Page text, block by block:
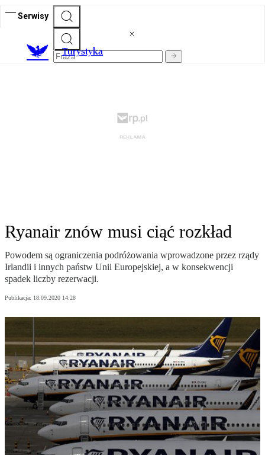
Serwisy
Turystyka
Ryanair znów musi ciąć rozkład
Powodem są ograniczenia podróżowania wprowadzone przez rządy
Irlandii i innych państw Unii Europejskiej, a w konsekwencji
spadek liczby rezerwacji.
Publikacja: 18.09.2020 14:28